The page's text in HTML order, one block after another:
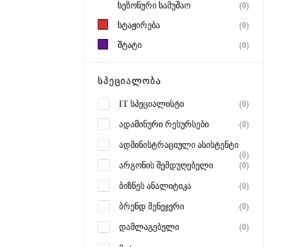
სეზონური სამუშაო
(0)
სტაჟირება
(0)
შტატი
(0)
ᲡᲞᲔᲪᲘᲐᲚᲝᲑᲐ
IT სპეციალისტი (0)
ადამინური რესურსები (0)
ადმინისტრაციული ასისტენტი
(0)
არგონის შემდუღებელი
(0)
ბიზნეს ანალიტიკა (0)
ბრენდ მენეჯერი (0)
დამლაგებელი (0)